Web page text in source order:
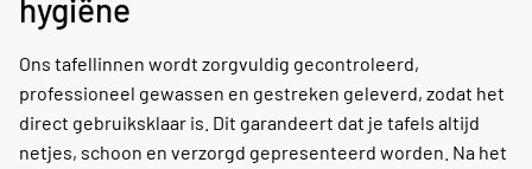
hygiëne
Ons tafellinnen wordt zorgvuldig gecontroleerd,
professioneel gewassen en gestreken geleverd, zodat het
direct gebruiksklaar is. Dit garandeert dat je tafels altijd
netjes, schoon en verzorgd gepresenteerd worden. Na het